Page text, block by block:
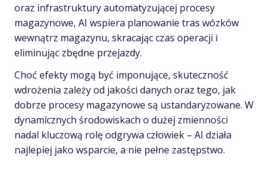
oraz infrastruktury automatyzującej procesy
magazynowe, AI wspiera planowanie tras wózków
wewnątrz magazynu, skracając czas operacji i
eliminując zbędne przejazdy.
Choć efekty mogą być imponujące, skuteczność
wdrożenia zależy od jakości danych oraz tego, jak
dobrze procesy magazynowe są ustandaryzowane. W
dynamicznych środowiskach o dużej zmienności
nadal kluczową rolę odgrywa człowiek – AI działa
najlepiej jako wsparcie, a nie pełne zastępstwo.